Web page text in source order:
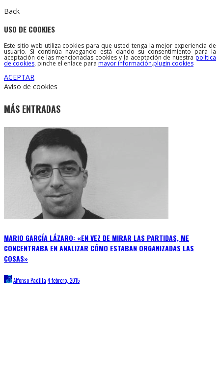
Back
USO DE COOKIES
Este sitio web utiliza cookies para que usted tenga la mejor experiencia de
usuario. Si continúa navegando está dando su consentimiento para la
aceptación de las mencionadas cookies y la aceptación de nuestrapolítica
de cookies, pinche el enlace para mayor información.plugin cookies
ACEPTAR
Aviso de cookies
MÁS ENTRADAS
MARIO GARCÍA LÁZARO: «EN VEZ DE MIRAR LAS PARTIDAS, ME
CONCENTRABA EN ANALIZAR CÓMO ESTABAN ORGANIZADAS LAS
COSAS»
Alfonso Padilla 4 febrero, 2015